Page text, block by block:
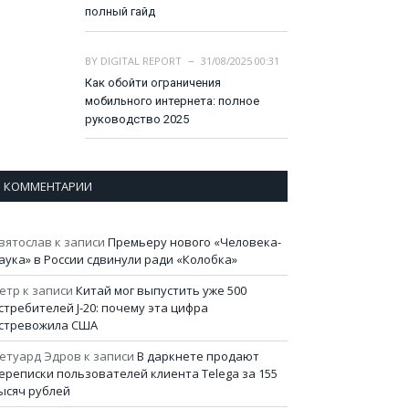
полный гайд
BY DIGITAL REPORT
31/08/2025 00:31
Как обойти ограничения
мобильного интернета: полное
руководство 2025
КОММЕНТАРИИ
к записи Премьеру нового «Человека-
в России сдвинули ради «Колобка»
к записи Китай мог выпустить уже 500
J-20: почему эта цифра
США
Эдров к записи В даркнете продают
пользователей клиента Telega за 155
рублей